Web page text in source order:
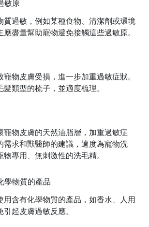
敏原
質過敏，例如某種食物、清潔劑或環境
盡量幫助寵物避免接觸這些過敏原。
物皮膚受損，進一步加重過敏症狀。
髮類型的梳子，並適度梳理。
寵物皮膚的天然油脂層，加重過敏症
需求和獸醫師的建議，適度為寵物洗
專用、無刺激性的洗毛精。
學物質的產品
用含有化學物質的產品，如香水、人用
起皮膚過敏反應。